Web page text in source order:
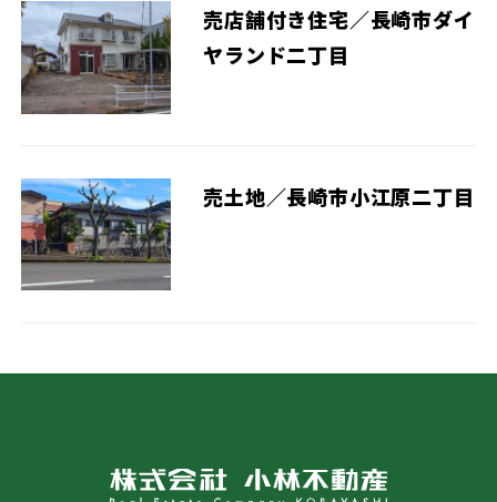
売店舗付き住宅／長崎市ダイ
ヤランド二丁目
売土地／長崎市小江原二丁目